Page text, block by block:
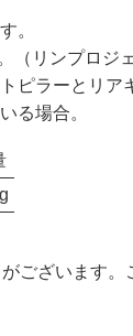
。
（リンプロジ
ピラーとリア
る場合。
ございます。